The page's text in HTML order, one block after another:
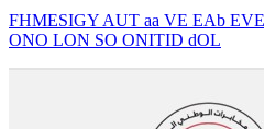
FHMESIGY AUT aa VE EAb
ONO LON SO ONITID dOL